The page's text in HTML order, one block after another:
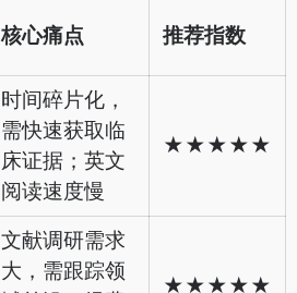
核心痛点 推荐指数
时间碎片化，
需快速获取临
床证据；英文
阅读速度慢
★★★★★
文献调研需求
大，需跟踪领
★★★★★